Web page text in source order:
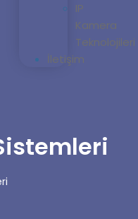
IP
Kamera
Teknolojileri
İletişim